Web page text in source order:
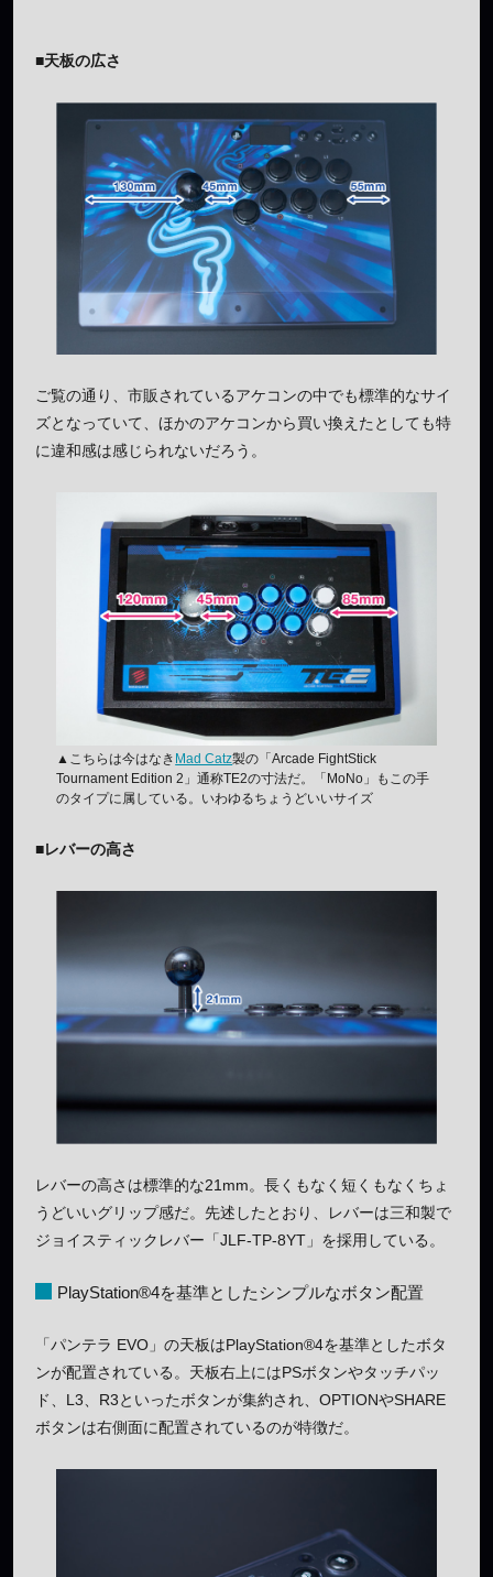
■天板の広さ
ご覧の通り、市販されているアケコンの中でも標準的なサイ
ズとなっていて、ほかのアケコンから買い換えたとしても特
に違和感は感じられないだろう。
▲こちらは今はなき Mad Catz製の「Arcade FightStick
Tournament Edition 2」通称TE2の寸法だ。「MoNo」もこの手
のタイプに属している。いわゆるちょうどいいサイズ
■レバーの高さ
レバーの高さは標準的な21mm。長くもなく短くもなくちょ
うどいいグリップ感だ。先述したとおり、レバーは三和製で
ジョイスティックレバー「JLF-TP-8YT」を採用している。
PlayStation®4を基準としたシンプルなボタン配置
「パンテラ EVO」の天板はPlayStation®4を基準としたボタ
ンが配置されている。天板右上にはPSボタンやタッチパッ
ド、L3、R3といったボタンが集約され、OPTIONやSHARE
ボタンは右側面に配置されているのが特徴だ。